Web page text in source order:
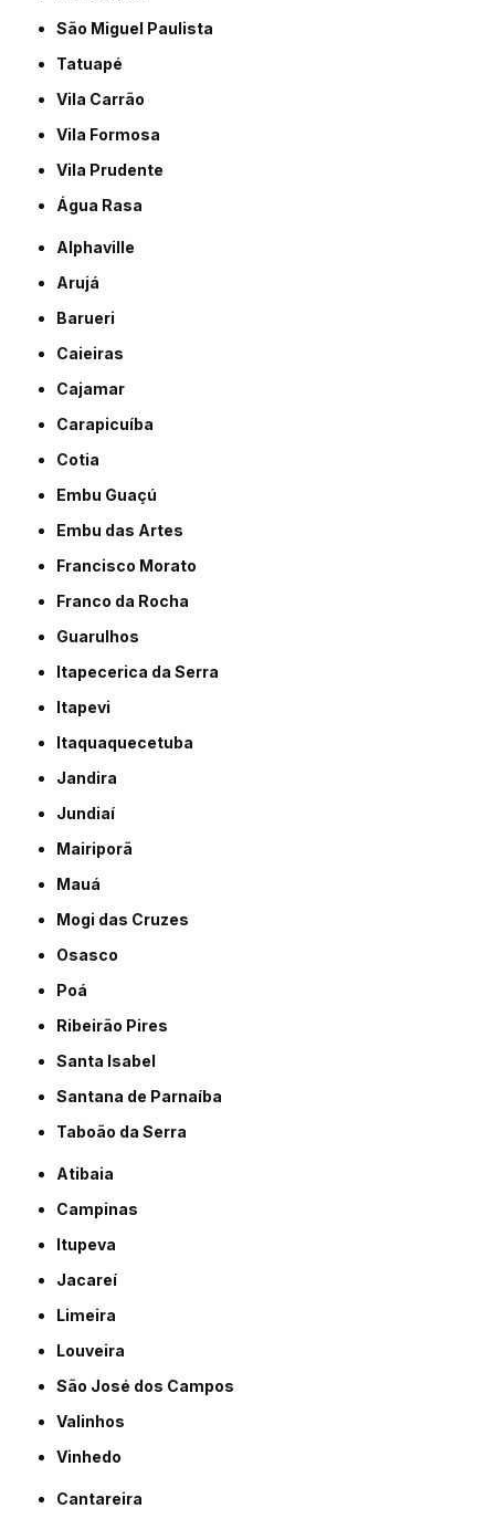
São Miguel Paulista
Tatuapé
Vila Carrão
Vila Formosa
Vila Prudente
Água Rasa
Alphaville
Arujá
Barueri
Caieiras
Cajamar
Carapicuíba
Cotia
Embu Guaçú
Embu das Artes
Francisco Morato
Franco da Rocha
Guarulhos
Itapecerica da Serra
Itapevi
Itaquaquecetuba
Jandira
Jundiaí
Mairiporã
Mauá
Mogi das Cruzes
Osasco
Poá
Ribeirão Pires
Santa Isabel
Santana de Parnaíba
Taboão da Serra
Atibaia
Campinas
Itupeva
Jacareí
Limeira
Louveira
São José dos Campos
Valinhos
Vinhedo
Cantareira